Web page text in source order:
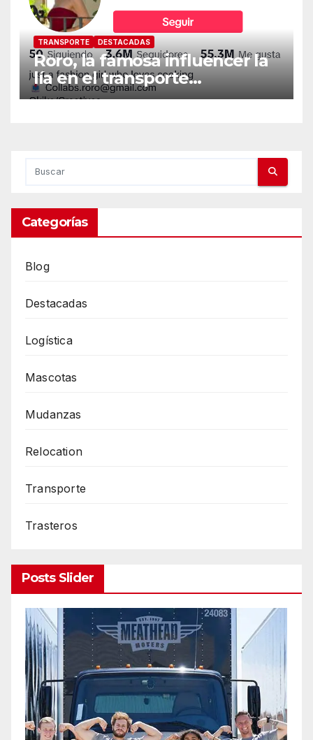
TRANSPORTE DESTACADAS
Roro, la famosa influencer la
lía en el transporte
internacional
Categorías
Blog
Destacadas
Logística
Mascotas
Mudanzas
Relocation
Transporte
Trasteros
Posts Slider